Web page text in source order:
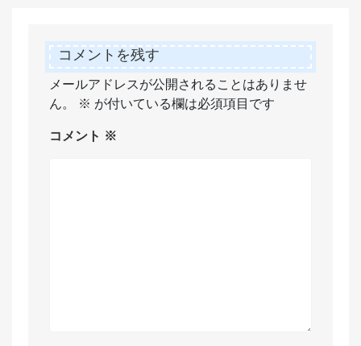
コメントを残す
メールアドレスが公開されることはありませ
ん。
※ が付いている欄は必須項目です
コメント ※